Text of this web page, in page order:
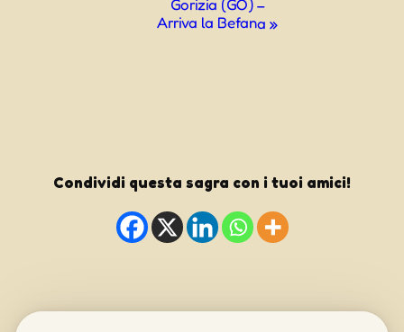
Gorizia (GO) –
Arriva la Befana»
Condividi questa sagra con i tuoi amici!